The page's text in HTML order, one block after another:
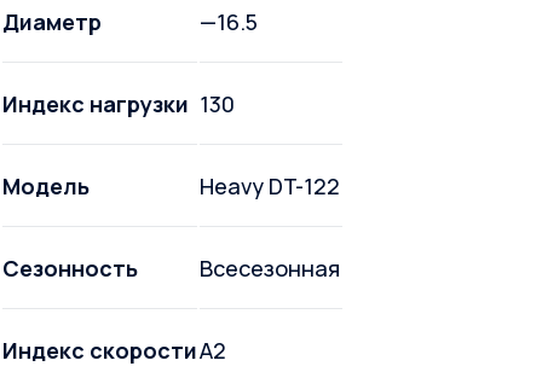
Диаметр —16.5
Индекс нагрузки 130
Модель Heavy DT-122
Сезонность Всесезонная
Индекс скоростиA2